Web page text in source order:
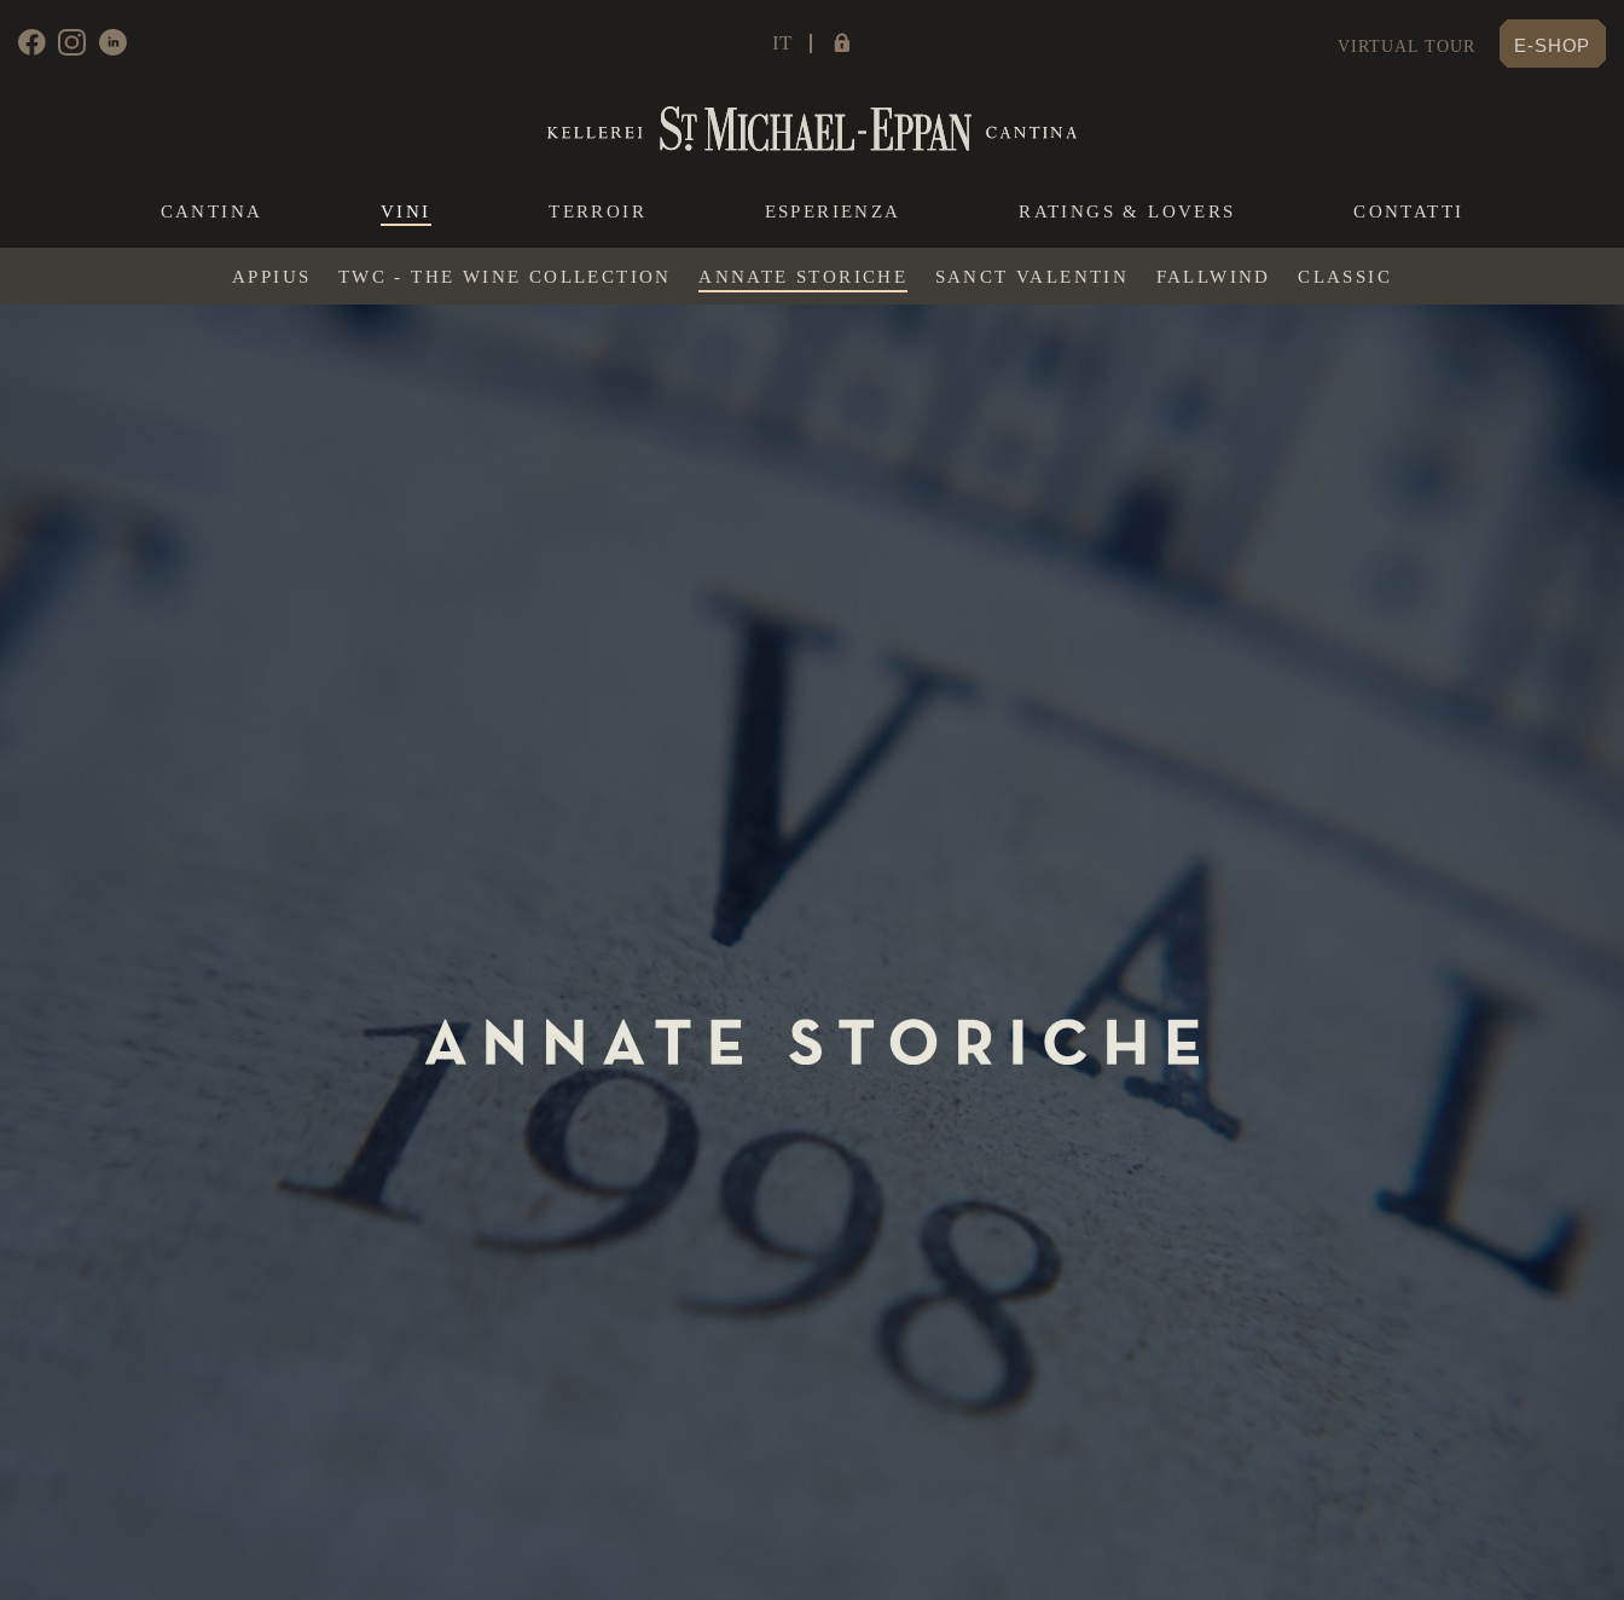
IT VIRTUAL TOUR E-SHOP
CANTINA VINI TERROIR ESPERIENZA RATINGS & LOVERS CONTATTI
APPIUS TWC - THE WINE COLLECTION ANNATE STORICHE SANCT VALENTIN FALLWIND CLASSIC